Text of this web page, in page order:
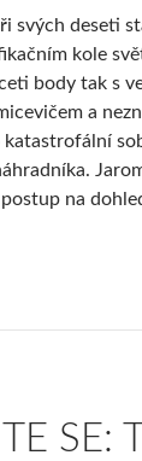
svých deseti
kole
body tak s
a
katastrofální
postup na
SE: